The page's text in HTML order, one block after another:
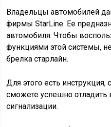
Владельцы автомобилей
фирмы StarLine. Ее
автомобиля. Чтобы
функциями этой системы,
брелка старлайн.
Для этого есть инструкция,
сможете успешно
сигнализации.